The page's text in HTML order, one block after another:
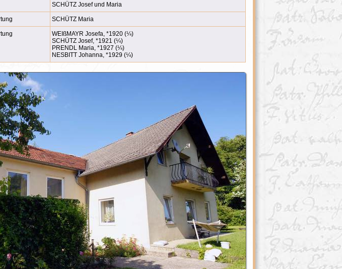
SCHÜTZ Josef und Maria
SCHÜTZ Maria
WEIßMAYR Josefa, *1920 (¼)
SCHÜTZ Josef, *1921 (¼)
PRENDL Maria, *1927 (¼)
NESBITT Johanna, *1929 (¼)